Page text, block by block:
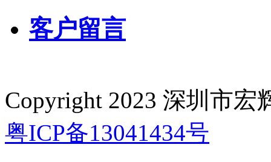
客户留言
Copyright 2023 深圳市
粤ICP备13041434号